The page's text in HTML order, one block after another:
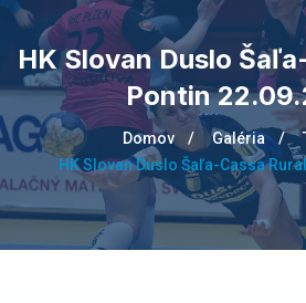
HK Slovan Duslo
Pontin
Domov Galéria
HK Slovan Duslo Šaľa-Cassa